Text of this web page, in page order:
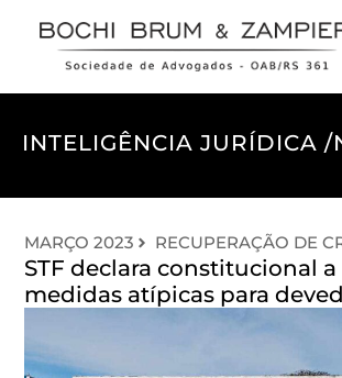
INTELIGÊNCIA JURÍDICA /
MARÇO 2023 RECUPERAÇÃO DE
STF declara constitucional
medidas atípicas para